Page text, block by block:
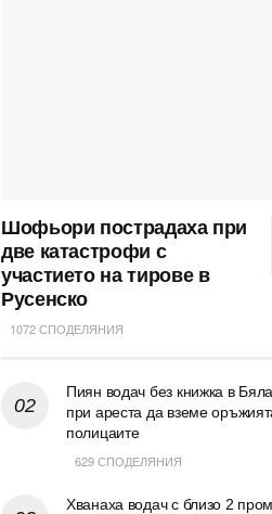
Шофьори пострадаха при
две катастрофи с
участието на тирове в
Русенско
1072 СПОДЕЛЯНИЯ
Пиян водач без книжка в
при ареста да вземе
полицаите
629 СПОДЕЛЯНИЯ
Хванаха водач с близо 2